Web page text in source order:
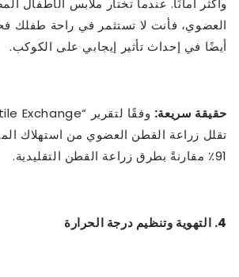
وأكثر أمانًا. عندما تختار ملابس الأطفال
العضوي، فأنت لا تستثمر في راحة طفلك
أيضًا في إحداث تأثير إيجابي على الكوكب.
حقيقة سريعة:
تقلل زراعة القطن العضوي من استهلاك
91٪ مقارنةً بطرق زراعة القطن التقليدية.
4. التهوية وتنظيم درجة الحرارة